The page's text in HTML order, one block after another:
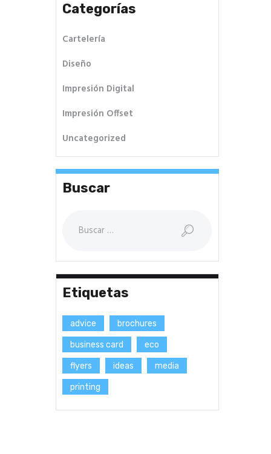
Categorías
Cartelería
Diseño
Impresión Digital
Impresión Offset
Uncategorized
Buscar
Etiquetas
advice brochures
business card eco
flyers ideas media
printing